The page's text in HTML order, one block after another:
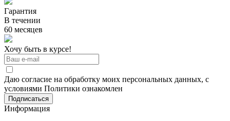
Гарантия
В течении
60 месяцев
Хочу быть в курсе!
Даю согласие на обработку моих персональных данных, с
условиями Политики ознакомлен
Информация